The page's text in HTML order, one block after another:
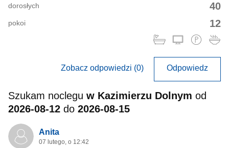
40
dorosłych
12
pokoi
Zobacz odpowiedzi (0) Odpowiedz
Szukam noclegu w Kazimierzu Dolnym od
2026-08-12 do 2026-08-15
Anita
07 lutego, o 12:42